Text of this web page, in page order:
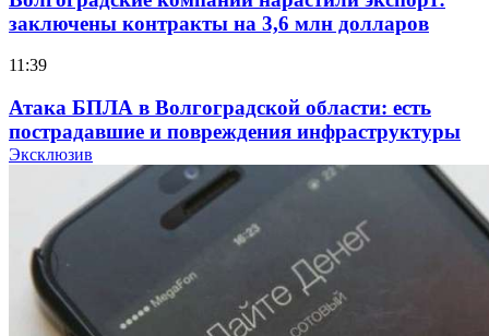
заключены контракты на 3,6 млн долларов
11:39
Атака БПЛА в Волгоградской области: есть
пострадавшие и повреждения инфраструктуры
Волгоградские вузы в топе зарплатного
рейтинга: ВолгГТУ и ВолгГМУ вошли в топ‑15
для химической отрасли и фармацевтики
18:39
Эксклюзив